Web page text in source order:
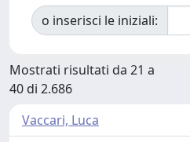
o inserisci le iniziali:
Mostrati risultati da 21 a
40 di 2.686
Vaccari, Luca